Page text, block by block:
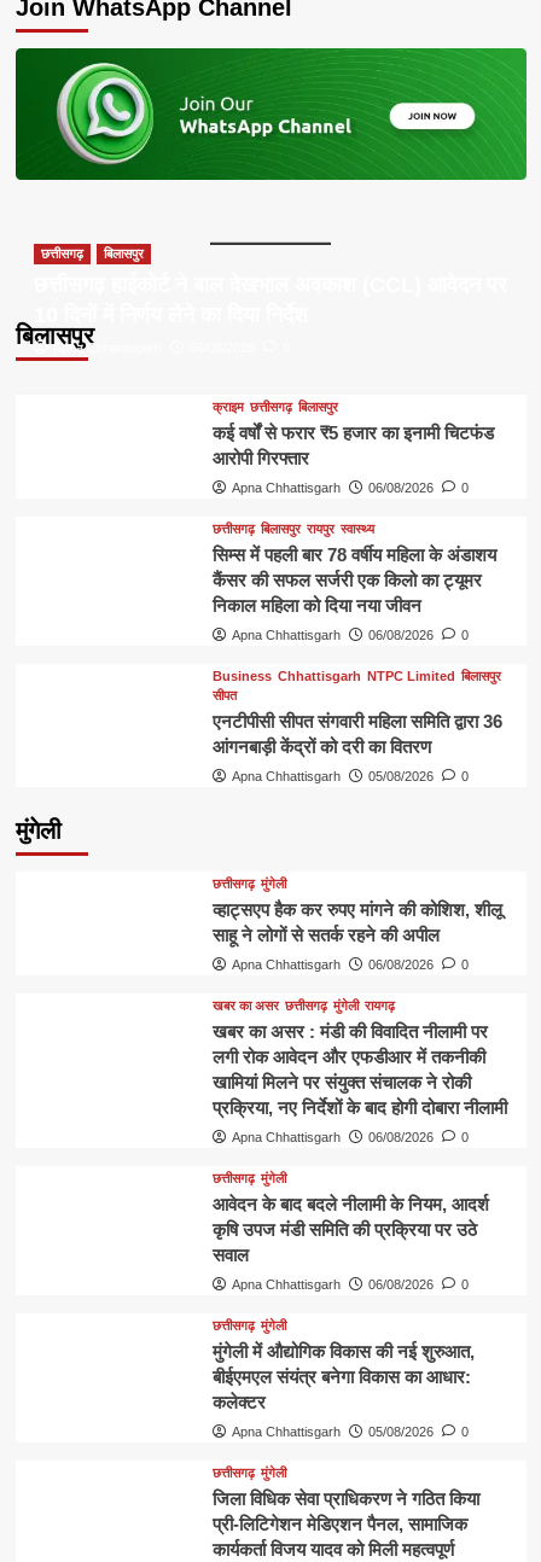
Join WhatsApp Channel
बिलासपुर
छत्तीसगढ़ बिलासपुर
Apna Chhattisgarh
क्राइम छत्तीसगढ़ बिलासपुर
कई वर्षों से फरार ₹5 हजार का इनामी चिटफंड
आरोपी गिरफ्तार
Apna Chhattisgarh 06/08/2026 0
छत्तीसगढ़ बिलासपुर रायपुर स्वास्थ्य
सिम्स में पहली बार 78 वर्षीय महिला के अंडाशय
कैंसर की सफल सर्जरी एक किलो का ट्यूमर
निकाल महिला को दिया नया जीवन
Apna Chhattisgarh 06/08/2026 0
Business Chhattisgarh NTPC Limited बिलासपुर
सीपत
एनटीपीसी सीपत संगवारी महिला समिति द्वारा 36
आंगनबाड़ी केंद्रों को दरी का वितरण
Apna Chhattisgarh 05/08/2026 0
मुंगेली
छत्तीसगढ़ मुंगेली
व्हाट्सएप हैक कर रुपए मांगने की कोशिश, शीलू
साहू ने लोगों से सतर्क रहने की अपील
Apna Chhattisgarh 06/08/2026 0
खबर का असर छत्तीसगढ़ मुंगेली रायगढ़
खबर का असर : मंडी की विवादित नीलामी पर
लगी रोक आवेदन और एफडीआर में तकनीकी
खामियां मिलने पर संयुक्त संचालक ने रोकी
प्रक्रिया, नए निर्देशों के बाद होगी दोबारा नीलामी
Apna Chhattisgarh 06/08/2026 0
छत्तीसगढ़ मुंगेली
आवेदन के बाद बदले नीलामी के नियम, आदर्श
कृषि उपज मंडी समिति की प्रक्रिया पर उठे
सवाल
Apna Chhattisgarh 06/08/2026 0
छत्तीसगढ़ मुंगेली
मुंगेली में औद्योगिक विकास की नई शुरुआत,
बीईएमएल संयंत्र बनेगा विकास का आधार:
कलेक्टर
Apna Chhattisgarh 05/08/2026 0
छत्तीसगढ़ मुंगेली
जिला विधिक सेवा प्राधिकरण ने गठित किया
प्री-लिटिगेशन मेडिएशन पैनल, सामाजिक
कार्यकर्ता विजय यादव को मिली महत्वपूर्ण